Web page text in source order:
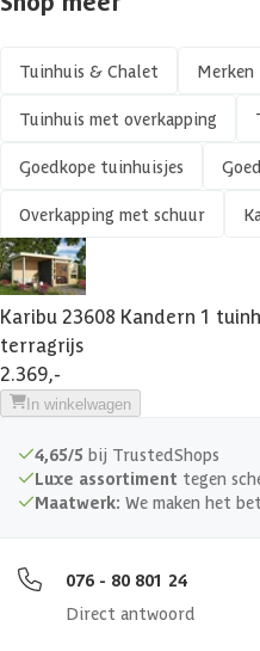
Aantal staanders
Azalp artikelcode
Kant en klaar geverfd mogelijk
Veranda
Glassoort
Soort dak
Breedte binnenmaat
Hoogte binnenmaat
Dakdikte
Tuinhuis & Chalet Merken
Tuinhuis met overkapping
Goedkope tuinhuisjes
Overkapping met schuur
Karibu 23608 Kandern 1
terragrijs
2.369,-
In winkelwagen
4,65/5 bij TrustedShops
Luxe assortiment tegen
Maatwerk: We maken het
076 - 80 801 24
Direct antwoord